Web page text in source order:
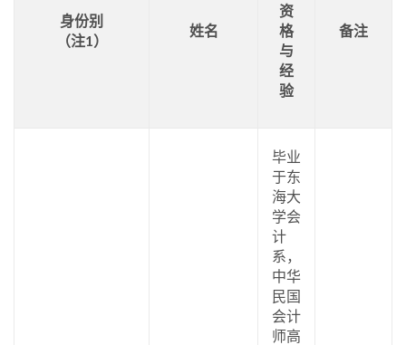
身份别
（注1）
姓名
资
格
与
经
验
备注
毕业
于东
海大
学会
计
系，
中华
民国
会计
师高